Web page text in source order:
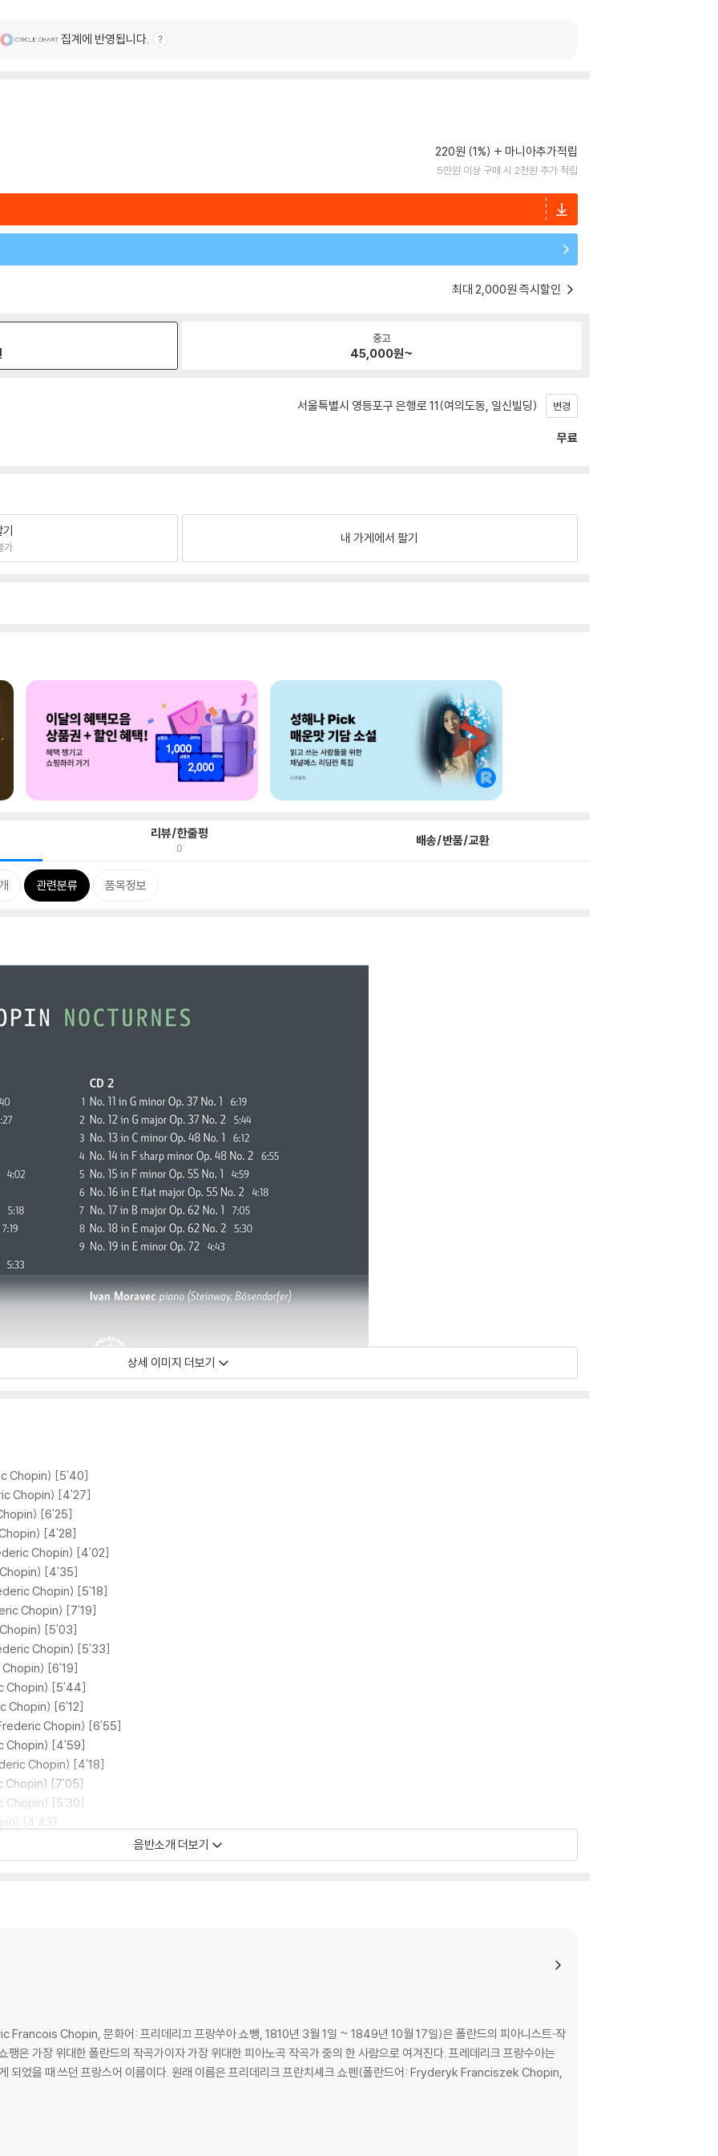
집계에 반영됩니다.
220원 (1%) 마니아추가적립
5만원 이상 구매 시 2천원 추가 적립
최대 2,000원 즉시할인
중고
45,000원~
서울특별시 영등포구 은행로 11(여의도동, 일신빌딩) 변경
무료
가
내 가게에서 팔기
리뷰/한줄평
0 배송/반품/교환
관련분류 품목정보
상세 이미지 더보기
Chopin) [5'40]
Chopin) [4'27]
[6'25]
[4'28]
Chopin) [4'02]
Chopin) [4'35]
Chopin) [5'18]
Chopin) [7'19]
[5'03]
Chopin) [5'33]
Chopin) [6'19]
Chopin) [5'44]
Chopin) [6'12]
Chopin) [6'55]
Chopin) [4'59]
Chopin) [4'18]
Chopin) [7'05]
Chopin) [5'30]
[4'43]
발매 즉시부터 역사상 최고의 쇼팽 녹음 중 하나로 찬사를 받았으며 지금까지도 그 빛을 조금도 잃지 않고 있다. 모라베츠
음반소개 더보기
Francois Chopin, 문화어: 프리데리끄 프랑쑤아 쇼뺑, 1810년 3월 1일 ~ 1849년 10월 17일)은 폴란드의 피아니스트·작
위대한 폴란드의 작곡가이자 가장 위대한 피아노곡 작곡가 중의 한 사람으로 여겨진다. 프레데리크 프랑수아는
되었을 때 쓰던 프랑스어 이름이다. 원래 이름은 프리데리크 프란치셰크 쇼펜(폴란드어: Fryderyk Franciszek Chopin,